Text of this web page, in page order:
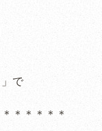
で
＊＊＊＊＊